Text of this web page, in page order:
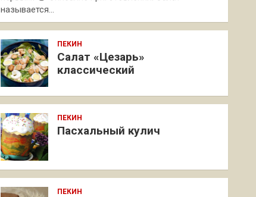
называется…
ПЕКИН
Салат «Цезарь»
классический
ПЕКИН
Пасхальный кулич
ПЕКИН